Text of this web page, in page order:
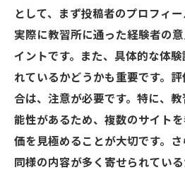
として、まず投稿者のプロフィー
実際に教習所に通った経験者の
イントです。また、具体的な体
れているかどうかも重要です。
合は、注意が必要です。特に、
能性があるため、複数のサイト
価を見極めることが大切です。
同様の内容が多く寄せられてい